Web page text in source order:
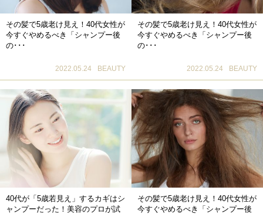
その髪で5歳老け見え！40代女性が
今すぐやめるべき「シャンプー後
の･･･
2022.05.24 BEAUTY
その髪で5歳老け見え！40代女性が
今すぐやめるべき「シャンプー後
の･･･
2022.05.24 BEAUTY
40代が「5歳若見え」するカギはシ
ャンプーだった！美容のプロが試
その髪で5歳老け見え！40代女性が
今すぐやめるべき「シャンプー後